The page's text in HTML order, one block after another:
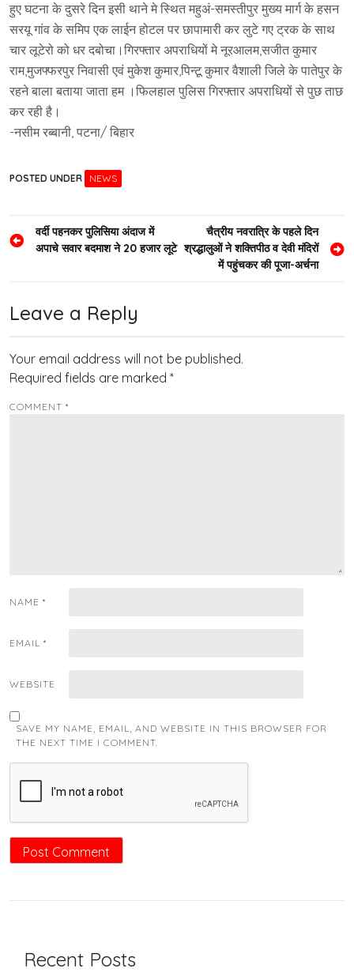
हुए घटना के दुसरे दिन इसी थाने मे स्थित महुअं-समस्तीपुर मुख्य मार्ग के हसन
सरयू गांव के समिप एक लाईन होटल पर छापामारी कर लुटे गए ट्रक के साथ
चार लूटेरो को धर दबोचा।गिरफ्तार अपराधियों मे नूरआलम,सजीत कुमार
राम,मुजफ्फरपुर निवासी एवं मुकेश कुमार,पिन्टू कुमार वैशाली जिले के पातेपुर के
रहने बाला बताया जाता हम ।फिलहाल पुलिस गिरफ्तार अपराधियों से पुछ ताछ
कर रही है।
-नसीम रब्बानी, पटना/ बिहार
POSTED UNDER NEWS
Post
navigation
वर्दी पहनकर पुलिसिया अंदाज में
अपाचे सवार बदमाश ने 20 हजार लूटे
चैत्रीय नवरात्रि के पहले दिन
श्रद्धालुओं ने शक्तिपीठ व देवी मंदिरों
में पहुंचकर की पूजा-अर्चना
Leave a Reply
Your email address will not be published.
Required fields are marked *
COMMENT *
NAME *
EMAIL *
WEBSITE
SAVE MY NAME, EMAIL, AND WEBSITE IN THIS BROWSER FOR
THE NEXT TIME I COMMENT.
Recent Posts